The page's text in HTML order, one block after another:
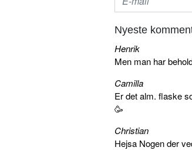
Nyeste
Henrik
Men man har
Camilla
Er det alm. flaske
🥳
Christian
Hejsa Nogen der